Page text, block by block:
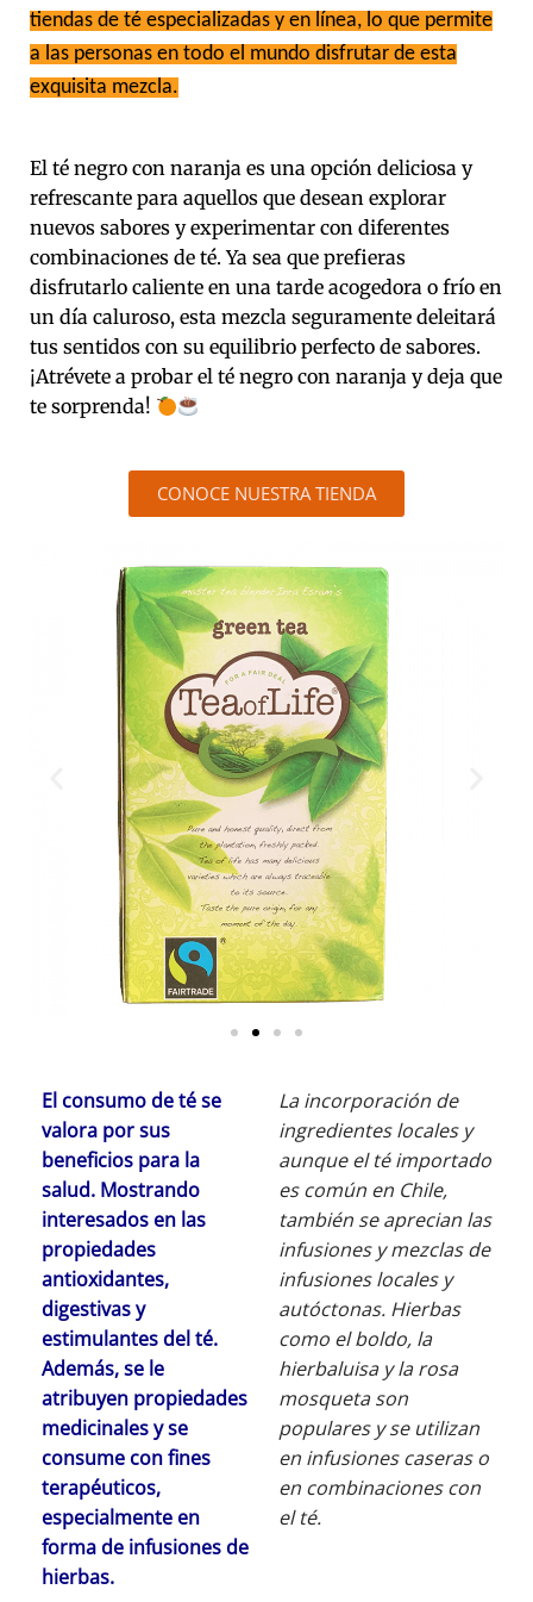
tiendas de té especializadas y en línea, lo que permite
a las personas en todo el mundo disfrutar de esta
exquisita mezcla.
El té negro con naranja es una opción deliciosa y
refrescante para aquellos que desean explorar
nuevos sabores y experimentar con diferentes
combinaciones de té. Ya sea que prefieras
disfrutarlo caliente en una tarde acogedora o frío en
un día caluroso, esta mezcla seguramente deleitará
tus sentidos con su equilibrio perfecto de sabores.
¡Atrévete a probar el té negro con naranja y deja que
te sorprenda!
CONOCE NUESTRA TIENDA
El consumo de té se
valora por sus
beneficios para la
salud. Mostrando
interesados en las
propiedades
antioxidantes,
digestivas y
estimulantes del té.
Además, se le
atribuyen propiedades
medicinales y se
consume con fines
terapéuticos,
especialmente en
forma de infusiones de
hierbas.
La incorporación de
ingredientes locales y
aunque el té importado
es común en Chile,
también se aprecian las
infusiones y mezclas de
infusiones locales y
autóctonas. Hierbas
como el boldo, la
hierbaluisa y la rosa
mosqueta son
populares y se utilizan
en infusiones caseras o
en combinaciones con
el té.